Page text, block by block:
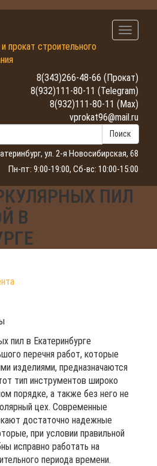
8(343)266-48-66 (Прокат)
8(932)111-80-11 (Telegram)
8(932)111-80-11 (Max)
vprokat96@mail.ru
Поиск
ул. 2-я Новосибирская, 68
Пн-пт: 9:00-19:00, Сб-вс: 10:00-15:00
ПИЛ
В
перечня работ, которые
изделиями, предназначаются
тип инструментов широко
порядке, а также без него не
цех. Современные
достаточно надежные
при условии правильной
исправно работать на
периода времени.